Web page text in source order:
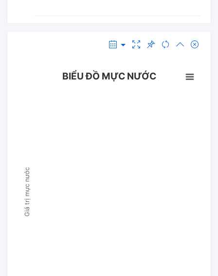
Giá trị mực nước
BIỂU ĐỒ MỰC NƯỚC